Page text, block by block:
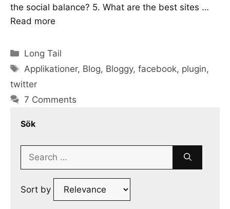
the social balance? 5. What are the best sites …
Read more
Categories
Long Tail
Tags
Applikationer, Blog, Bloggy,facebook, plugin,
twitter
7 Comments
Sök
Search
Sort by